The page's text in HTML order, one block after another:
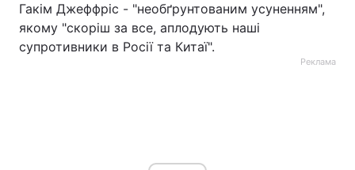
Гакім Джеффріс - "необґрунтованим усуненням",
якому "скоріш за все, аплодують наші
супротивники в Росії та Китаї".
Реклама